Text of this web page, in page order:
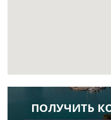
ПОЛУЧИТЬ